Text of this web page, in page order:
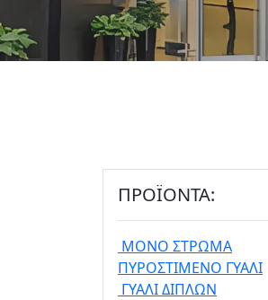
ΠΡΟΪΟΝΤΑ:
ΜΟΝΟ ΣΤΡΩΜΑ
ΠΥΡΟΣΤΙΜΕΝΟ ΓΥΑΛΙ
ΓΥΑΛΙ ΔΙΠΛΩΝ